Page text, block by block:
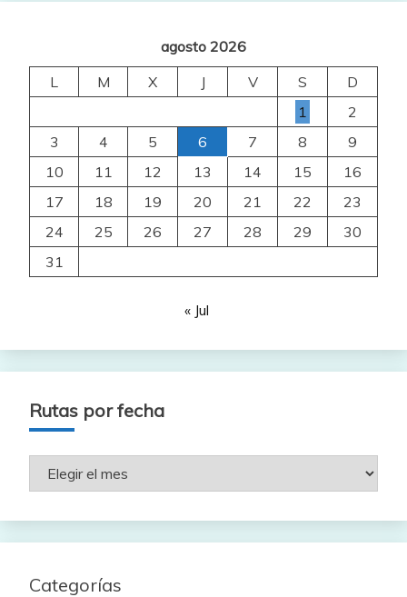
agosto 2026
L
M X J V S
D
1
2
3
4 5 6 7 8
9
10
11 12 13 14 15
16
17
18 19 20 21 22
23
24
25 26 27 28 29
30
31
« Jul
Rutas por fecha
Rutas
Categorías